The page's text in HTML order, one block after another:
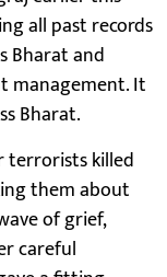
all past records
Bharat and
management. It
Bharat.
terrorists killed
them about
of grief,
careful